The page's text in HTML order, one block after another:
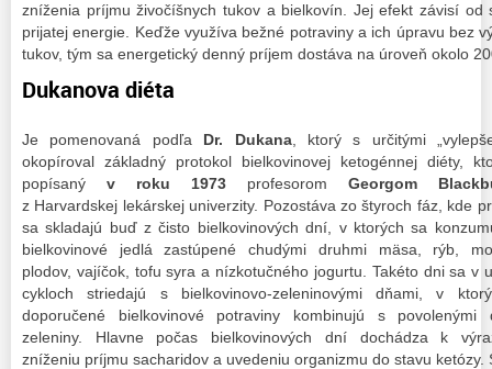
zníženia príjmu živočíšnych tukov a bielkovín. Jej efekt závisí od
prijatej energie. Keďže využíva bežné potraviny a ich úpravu bez
tukov, tým sa energetický denný príjem dostáva na úroveň okolo
Dukanova diéta
Je pomenovaná podľa Dr. Dukana, ktorý s určitými
okopíroval základný protokol bielkovinovej ketogénnej diéty,
popísaný v roku 1973 profesorom Georgom
z Harvardskej lekárskej univerzity. Pozostáva zo štyroch fáz, kde
sa skladajú buď z čisto bielkovinových dní, v ktorých sa
bielkovinové jedlá zastúpené chudými druhmi mäsa, rýb,
plodov, vajíčok, tofu syra a nízkotučného jogurtu. Takéto dni sa v
cykloch striedajú s bielkovinovo-zeleninovými dňami, v
doporučené bielkovinové potraviny kombinujú s povolenými
zeleniny. Hlavne počas bielkovinových dní dochádza k
zníženiu príjmu sacharidov a uvedeniu organizmu do stavu ketózy.